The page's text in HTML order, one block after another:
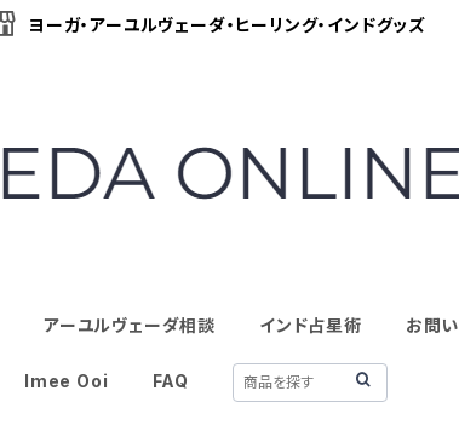
ヨーガ・アーユルヴェーダ・ヒーリング・インドグッズ
アーユルヴェーダ相談 インド占星術 お問
Imee Ooi FAQ